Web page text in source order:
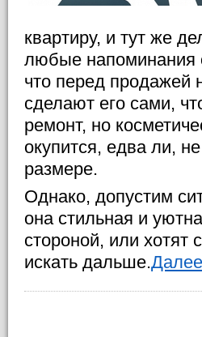
квартиру, и тут же
любые напоминания
что перед продажей
сделают его сами,
ремонт, но
окупится, едва ли,
размере.
Однако, допустим
она стильная и
стороной, или хотят
искать дальше.